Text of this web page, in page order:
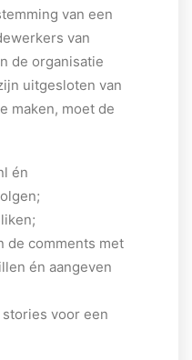
van een
van
de organisatie
uitgesloten van
maken, moet de
én
de comments met
én aangeven
voor een